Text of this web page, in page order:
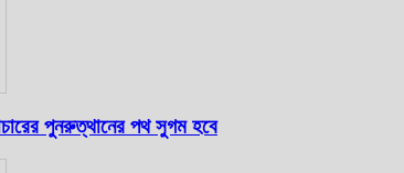
পুনরুত্থানের পথ সুগম হবে